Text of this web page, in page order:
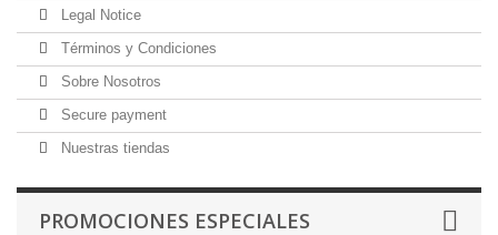
Legal Notice
Términos y Condiciones
Sobre Nosotros
Secure payment
Nuestras tiendas
PROMOCIONES ESPECIALES